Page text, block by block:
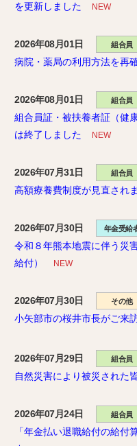
を更新しました
NEW
2026年08月01日 組合員
病院・薬局の利用方法を再
2026年08月01日 組合員
組合員証・被扶養者証（健
は終了しました
NEW
2026年07月31日 組合員
高額療養費制度が見直され
2026年07月30日 年金受給
令和８年熊本地震に伴う災
給付）
NEW
2026年07月30日 その他
小矢部市の桜井市長がご来
2026年07月29日 組合員
自然災害により被災された
2026年07月24日 組合員
「年金払い退職給付の給付